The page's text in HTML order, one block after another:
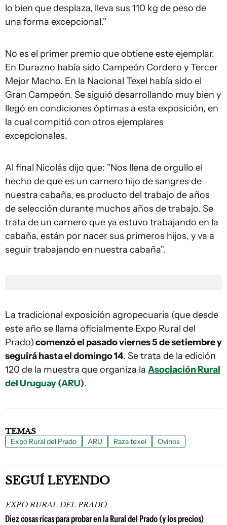
lo bien que desplaza, lleva sus 110 kg de peso de
una forma excepcional."
No es el primer premio que obtiene este ejemplar.
En Durazno había sido Campeón Cordero y Tercer
Mejor Macho. En la Nacional Texel había sido el
Gran Campeón. Se siguió desarrollando muy bien y
llegó en condiciones óptimas a esta exposición, en
la cual compitió con otros ejemplares
excepcionales.
Al final Nicolás dijo que: "Nos llena de orgullo el
hecho de que es un carnero hijo de sangres de
nuestra cabaña, es producto del trabajo de años
de selección durante muchos años de trabajo. Se
trata de un carnero que ya estuvo trabajando en la
cabaña, están por nacer sus primeros hijos, y va a
seguir trabajando en nuestra cabaña".
La tradicional exposición agropecuaria (que desde
este año se llama oficialmente Expo Rural del
Prado)comenzó el pasado viernes 5 de setiembre y
seguirá hasta el domingo 14. Se trata de la edición
120 de la muestra que organiza la Asociación Rural
del Uruguay (ARU).
TEMAS
Expo Rural del Prado ARU Raza texel Ovinos
SEGUÍ LEYENDO
EXPO RURAL DEL PRADO
Diez cosas ricas para probar en la Rural del Prado (y los precios)